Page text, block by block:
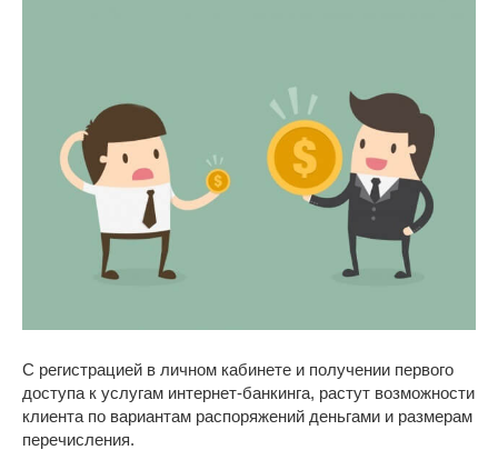
С регистрацией в личном кабинете и получении первого
доступа к услугам интернет-банкинга, растут возможности
клиента по вариантам распоряжений деньгами и размерам
перечисления.